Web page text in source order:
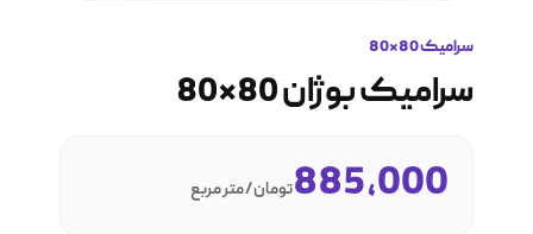
سرامیک 80*80
سرامیک بوژان 80*80
885,000تومان / متر مربع